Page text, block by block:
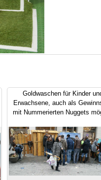
Goldwaschen für Kinder
Erwachsene, auch als
mit Nummerierten Nuggets